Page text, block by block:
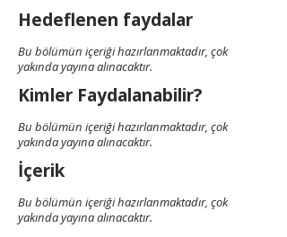
Hedeflenen faydalar
Bu bölümün içeriği hazırlanmaktadır, çok
yakında yayına alınacaktır.
Kimler Faydalanabilir?
Bu bölümün içeriği hazırlanmaktadır, çok
yakında yayına alınacaktır.
İçerik
Bu bölümün içeriği hazırlanmaktadır, çok
yakında yayına alınacaktır.